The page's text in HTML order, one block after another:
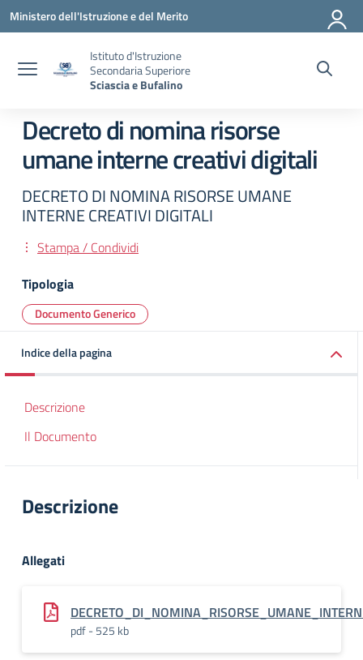
Vai ai contenuti
Vai al menu di navigazione
Vai al footer
Ministero dell'Istruzione e del Merito
Istituto d'Istruzione
Secondaria Superiore
Sciascia e Bufalino
Decreto di nomina risorse
umane interne creativi digitali
DECRETO DI NOMINA RISORSE UMANE
INTERNE CREATIVI DIGITALI
Stampa / Condividi
Tipologia
Documento Generico
Indice della pagina
Descrizione
Il Documento
Descrizione
Allegati
pdf - 525 kb